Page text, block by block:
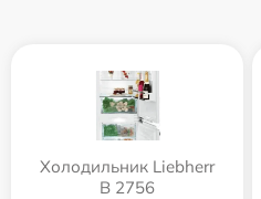
Холодильник Liebherr
B 2756